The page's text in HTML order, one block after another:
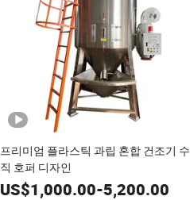
프리미엄 플라스틱 과립 혼합 건조기 수
직 호퍼 디자인
US$1,000.00-5,200.00